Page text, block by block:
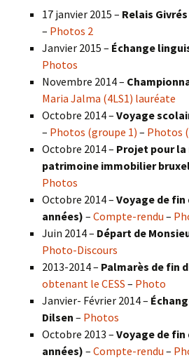
17 janvier 2015 – Relais Givrés
– Photos 2
Janvier 2015 – Échange
Photos
Novembre 2014 –
Maria Jalma (4LS1) lauréate
Octobre 2014 – Voyage
– Photos (groupe 1) – Photos
Octobre 2014 – Projet pour
patrimoine immobilier
Photos
Octobre 2014 – Voyage de fin
années) – Compte-rendu –
Juin 2014 – Départ de
Photo-Discours
2013-2014 – Palmarès de fin
obtenant le CESS – Photo
Janvier- Février 2014 –
Dilsen – Photos
Octobre 2013 – Voyage de fin
années) – Compte-rendu –